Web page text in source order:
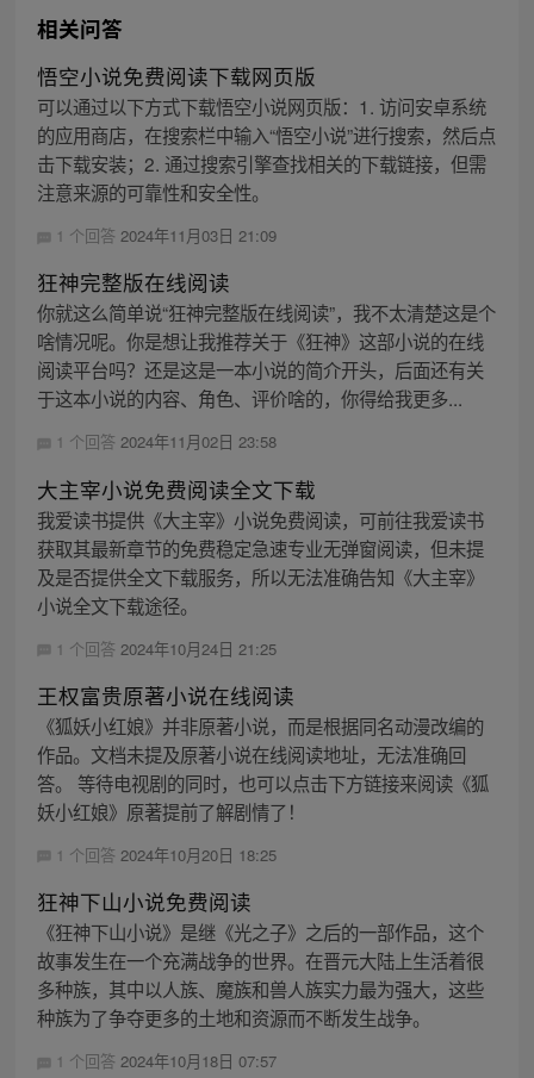
相关问答
悟空小说免费阅读下载网页版
可以通过以下方式下载悟空小说网页版：1. 访问安卓系统
的应用商店，在搜索栏中输入“悟空小说”进行搜索，然后点
击下载安装；2. 通过搜索引擎查找相关的下载链接，但需
注意来源的可靠性和安全性。
1 个回答 2024年11月03日 21:09
狂神完整版在线阅读
你就这么简单说“狂神完整版在线阅读”，我不太清楚这是个
啥情况呢。你是想让我推荐关于《狂神》这部小说的在线
阅读平台吗？还是这是一本小说的简介开头，后面还有关
于这本小说的内容、角色、评价啥的，你得给我更多...
1 个回答 2024年11月02日 23:58
大主宰小说免费阅读全文下载
我爱读书提供《大主宰》小说免费阅读，可前往我爱读书
获取其最新章节的免费稳定急速专业无弹窗阅读，但未提
及是否提供全文下载服务，所以无法准确告知《大主宰》
小说全文下载途径。
1 个回答 2024年10月24日 21:25
王权富贵原著小说在线阅读
《狐妖小红娘》并非原著小说，而是根据同名动漫改编的
作品。文档未提及原著小说在线阅读地址，无法准确回
答。 等待电视剧的同时，也可以点击下方链接来阅读《狐
妖小红娘》原著提前了解剧情了！
1 个回答 2024年10月20日 18:25
狂神下山小说免费阅读
《狂神下山小说》是继《光之子》之后的一部作品，这个
故事发生在一个充满战争的世界。在晋元大陆上生活着很
多种族，其中以人族、魔族和兽人族实力最为强大，这些
种族为了争夺更多的土地和资源而不断发生战争。
1 个回答 2024年10月18日 07:57